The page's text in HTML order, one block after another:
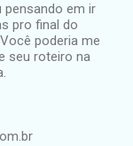
pensando em ir
pro final do
poderia me
seu roteiro na